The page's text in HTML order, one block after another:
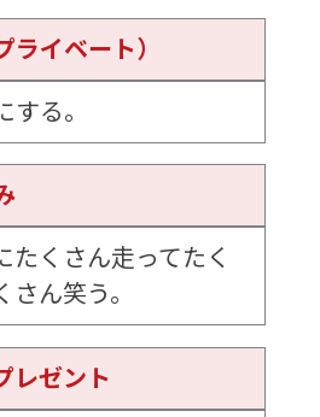
ライベート）
る。
たくさん走ってたく
さん笑う。
レゼント